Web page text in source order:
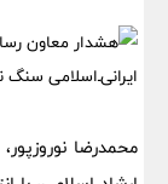
محمدرضا